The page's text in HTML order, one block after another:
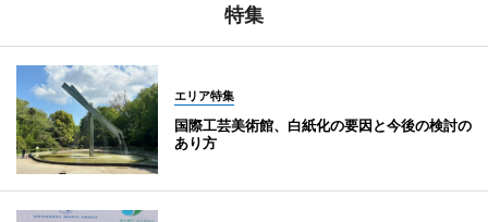
特集
エリア特集
国際工芸美術館、白紙化の要因と今後の検討の
あり方